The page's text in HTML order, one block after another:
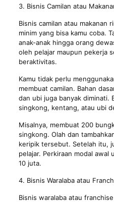
3. Bisnis Camilan atau
Bisnis camilan atau makanan
minim yang bisa kamu coba.
anak-anak hingga orang
oleh pelajar maupun pekerja
beraktivitas.
Kamu tidak perlu
membuat camilan. Bahan
dan ubi juga banyak diminati.
singkong, kentang, atau ubi
Misalnya, membuat 200
singkong. Olah dan
keripik tersebut. Setelah itu,
pelajar. Perkiraan modal awal
10 juta.
4. Bisnis Waralaba atau
Bisnis waralaba atau